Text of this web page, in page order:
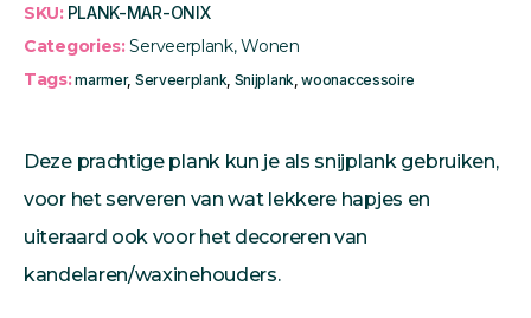
SKU: PLANK-MAR-ONIX
Categories: Serveerplank,Wonen
Tags:marmer, Serveerplank Snijplank ,woonaccessoire
Deze prachtige plank kun je als snijplank gebruiken,
voor het serveren van wat lekkere hapjes en
uiteraard ook voor het decoreren van
kandelaren/waxinehouders.